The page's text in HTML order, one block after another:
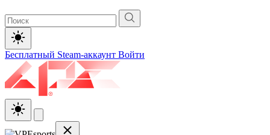
Бесплатный Steam-аккаунт Войти